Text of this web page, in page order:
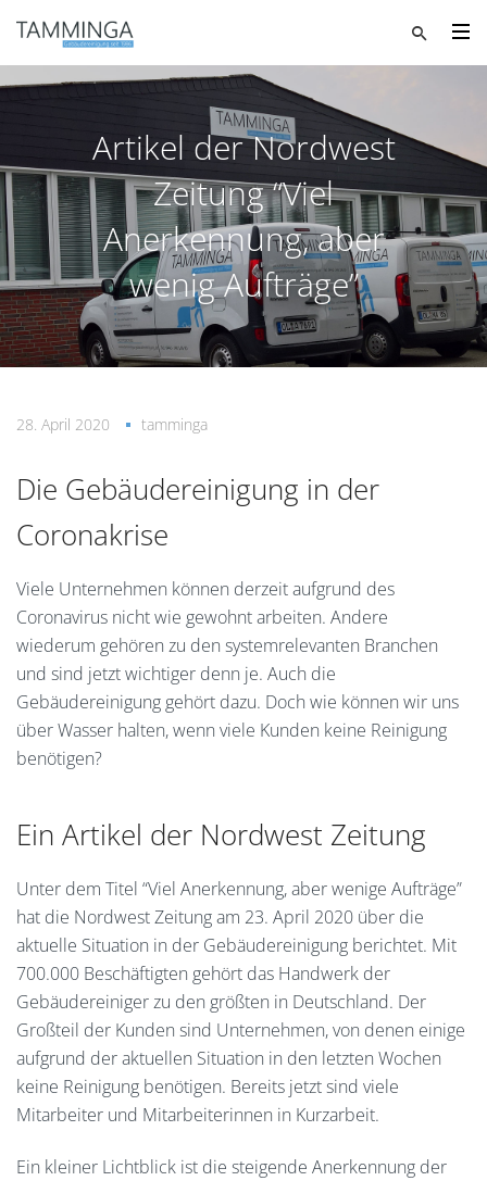
Artikel der Nordwest
Zeitung “Viel
Anerkennung, aber
wenig Aufträge”
28. April 2020 tamminga
Die Gebäudereinigung in der
Coronakrise
Viele Unternehmen können derzeit aufgrund des
Coronavirus nicht wie gewohnt arbeiten. Andere
wiederum gehören zu den systemrelevanten Branchen
und sind jetzt wichtiger denn je. Auch die
Gebäudereinigung gehört dazu. Doch wie können wir uns
über Wasser halten, wenn viele Kunden keine Reinigung
benötigen?
Ein Artikel der Nordwest Zeitung
Unter dem Titel “Viel Anerkennung, aber wenige Aufträge”
hat die Nordwest Zeitung am 23. April 2020 über die
aktuelle Situation in der Gebäudereinigung berichtet. Mit
700.000 Beschäftigten gehört das Handwerk der
Gebäudereiniger zu den größten in Deutschland. Der
Großteil der Kunden sind Unternehmen, von denen einige
aufgrund der aktuellen Situation in den letzten Wochen
keine Reinigung benötigen. Bereits jetzt sind viele
Mitarbeiter und Mitarbeiterinnen in Kurzarbeit.
Ein kleiner Lichtblick ist die steigende Anerkennung der